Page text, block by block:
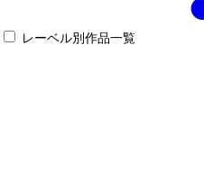
レーベル別作品一覧